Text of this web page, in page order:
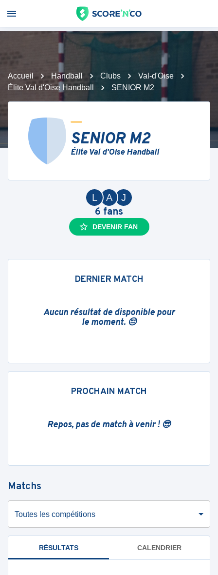
Accueil Handball Clubs
Val-d'Oise
Élite Val d'Oise Handball
SENIOR M2
SENIOR M2
Élite Val d'Oise Handball
J
A
L
6 fans
DEVENIR FAN
DERNIER MATCH
Aucun résultat de disponible pour
le moment. 😔
PROCHAIN MATCH
Repos, pas de match à venir ! 😎
Matchs
Toutes les compétitions
RÉSULTATS CALENDRIER